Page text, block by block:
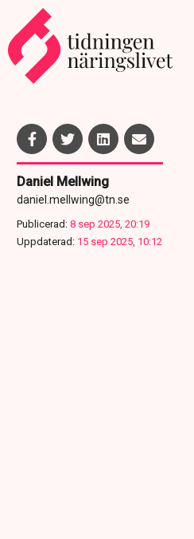
Daniel Mellwing
daniel.mellwing@tn.se
Publicerad: 8 sep 2025, 20:19
Uppdaterad: 15 sep 2025, 10:12